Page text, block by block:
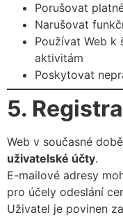
Porušovat
Narušovat
Používat Web k
aktivitám
Poskytovat
5.
Web v současné době
uživatelské účty.
E-mailové adresy
pro účely odeslání
Uživatel je povinen